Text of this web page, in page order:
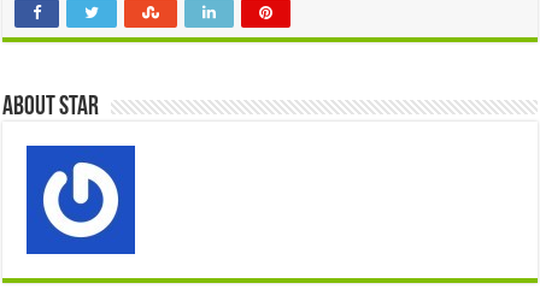
About star